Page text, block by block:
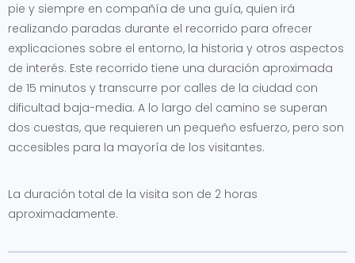
pie y siempre en compañía de una guía, quien irá
realizando paradas durante el recorrido para ofrecer
explicaciones sobre el entorno, la historia y otros aspectos
de interés. Este recorrido tiene una duración aproximada
de 15 minutos y transcurre por calles de la ciudad con
dificultad baja-media. A lo largo del camino se superan
dos cuestas, que requieren un pequeño esfuerzo, pero son
accesibles para la mayoría de los visitantes.
La duración total de la visita son de 2 horas
aproximadamente.